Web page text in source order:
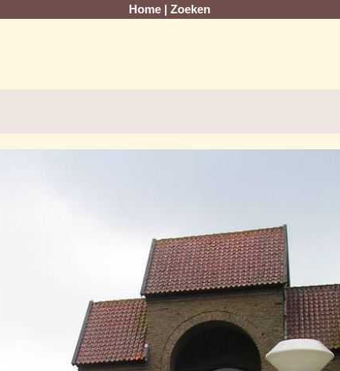
Home Zoeken